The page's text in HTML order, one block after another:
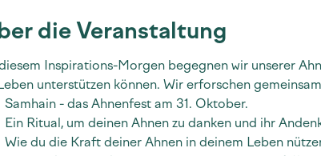
die Veranstaltung
Inspirations-Morgen begegnen wir unserer
unterstützen können. Wir erforschen
Samhain - das Ahnenfest am 31. Oktober.
Ein Ritual, um deinen Ahnen zu danken und ihr
Wie du die Kraft deiner Ahnen in deinem Leben